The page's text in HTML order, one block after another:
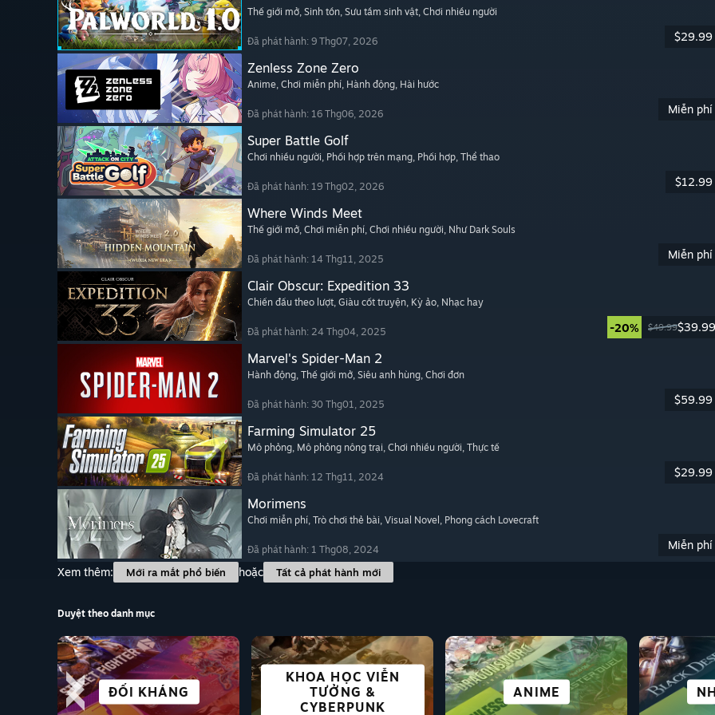
Thế giới mở, Sinh tồn, Sưu tầm sinh vật, Chơi nhiều người
Đã phát hành: 9 Thg07, 2026 $29.99
Zenless Zone Zero
Anime, Chơi miễn phí, Hành động, Hài hước
Đã phát hành: 16 Thg06, 2026 Miễn phí
Super Battle Golf
Chơi nhiều người, Phối hợp trên mạng, Phối hợp, Thể thao
Đã phát hành: 19 Thg02, 2026 $12.99
Where Winds Meet
Thế giới mở, Chơi miễn phí, Chơi nhiều người, Như Dark Souls
Đã phát hành: 14 Thg11, 2025 Miễn phí
Clair Obscur: Expedition 33
Chiến đấu theo lượt, Giàu cốt truyện, Kỳ ảo, Nhạc hay
Đã phát hành: 24 Thg04, 2025 -20% $49.99$39.99
Marvel's Spider-Man 2
Hành động, Thế giới mở, Siêu anh hùng, Chơi đơn
Đã phát hành: 30 Thg01, 2025 $59.99
Farming Simulator 25
Mô phỏng, Mô phỏng nông trại, Chơi nhiều người, Thực tế
Đã phát hành: 12 Thg11, 2024 $29.99
Morimens
Chơi miễn phí, Trò chơi thẻ bài, Visual Novel , Phong cách Lovecraft
Đã phát hành: 1 Thg08, 2024
Miễn phí
Xem thêm:
Mới ra mắt phổ biến hoặc Tất cả phát hành mới
Duyệt theo danh mục
ĐỐI KHÁNG
KHOA HỌC VIỄN
TƯỞNG &
CYBERPUNK
ANIME
KINH DỊ CHƠI MIỄN PHÍ ĐUA TỐC ĐỘ
ĐƠN GIẢN VISUAL NOVEL MÔ PHỎNG
TUYỆT TRÊN DECK GIẢI ĐỐ THẾ GIỚI MỞ